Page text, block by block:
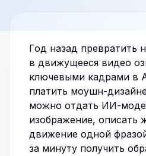
Год назад превратить
в движущееся видео
ключевыми кадрами в
платить моушн-
можно отдать ИИ-
изображение, описать
движение одной
за минуту получить